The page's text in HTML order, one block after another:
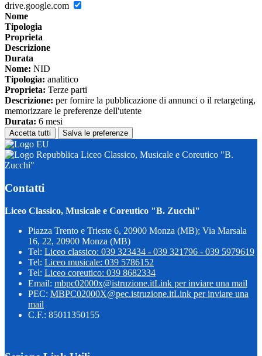
drive.google.com
Nome
Tipologia
Proprieta
Descrizione
Durata
Nome: NID
Tipologia: analitico
Proprieta: Terze parti
Descrizione: per fornire la pubblicazione di annunci o il retargeting,
memorizzare le preferenze dell'utente
Durata: 6 mesi
Accetta tutti Salva le preferenze
Liceo Classico, Musicale e Coreutico "B.
Zucchi"
Contatti
Liceo Classico, Musicale e Coreutico "B. Zucchi"
Piazza Trento e Trieste 6, 20900 Monza (MB); Via Marsala
16, 22, 20900 Monza (MB)
Tel: Liceo classico: 039 323434 - 039 321796 - 039 5979619
Tel: Liceo musicale: 039 5786152
Tel: Liceo coreutico: 039 8682334
Email: mbpc02000x@istruzione.itLink per inviare una mail
PEC: MBPC02000X@pec.istruzione.itLink per inviare una
mail
C.F.: 85011350155